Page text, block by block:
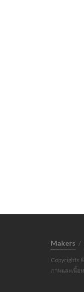
Makers /
Copyrights
ภาพและเนื้อ